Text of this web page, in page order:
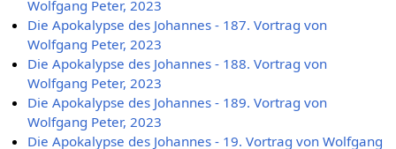
Wolfgang Peter, 2023
Die Apokalypse des Johannes - 187. Vortrag von
Wolfgang Peter, 2023
Die Apokalypse des Johannes - 188. Vortrag von
Wolfgang Peter, 2023
Die Apokalypse des Johannes - 189. Vortrag von
Wolfgang Peter, 2023
Die Apokalypse des Johannes - 19. Vortrag von Wolfgang